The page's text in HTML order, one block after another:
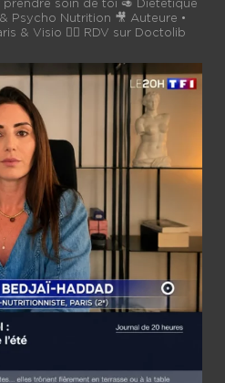
prendre soin de toi 🥑 Diététique
Psycho Nutrition 🎥 Auteure •
& Visio 👉🏼 RDV sur Doctolib